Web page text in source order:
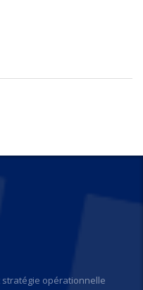
stratégie opérationnelle